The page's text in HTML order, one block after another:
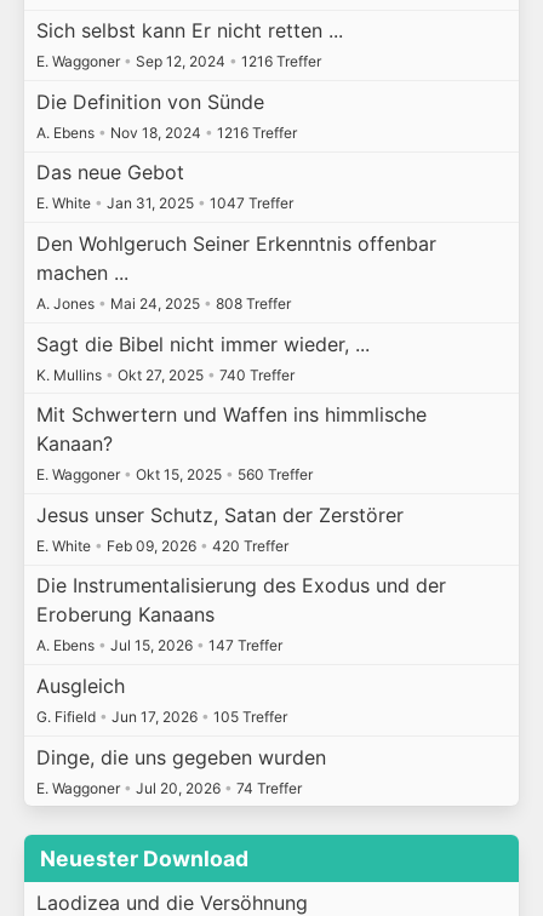
Sich selbst kann Er nicht retten ...
E. Waggoner • Sep 12, 2024 • 1216 Treffer
Die Definition von Sünde
A. Ebens • Nov 18, 2024 • 1216 Treffer
Das neue Gebot
E. White • Jan 31, 2025 • 1047 Treffer
Den Wohlgeruch Seiner Erkenntnis offenbar
machen ...
A. Jones • Mai 24, 2025 • 808 Treffer
Sagt die Bibel nicht immer wieder, ...
K. Mullins • Okt 27, 2025 • 740 Treffer
Mit Schwertern und Waffen ins himmlische
Kanaan?
E. Waggoner • Okt 15, 2025 • 560 Treffer
Jesus unser Schutz, Satan der Zerstörer
E. White • Feb 09, 2026 • 420 Treffer
Die Instrumentalisierung des Exodus und der
Eroberung Kanaans
A. Ebens • Jul 15, 2026 • 147 Treffer
Ausgleich
G. Fifield • Jun 17, 2026 • 105 Treffer
Dinge, die uns gegeben wurden
E. Waggoner • Jul 20, 2026 • 74 Treffer
Neuester Download
Laodizea und die Versöhnung